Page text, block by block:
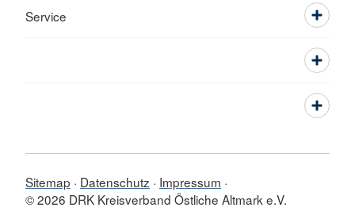
Service
Sitemap Datenschutz
Impressum
© 2026 DRK Kreisverband Östliche Altmark e.V.